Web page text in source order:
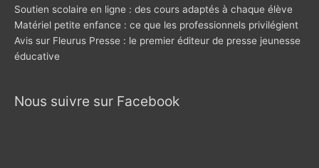
Soutien scolaire en ligne : des cours adaptés à chaque élève
Matériel petite enfance : ce que les professionnels privilégient
Avis sur Fleurus Presse : le premier éditeur de presse jeunesse
éducative
Nous suivre sur Facebook